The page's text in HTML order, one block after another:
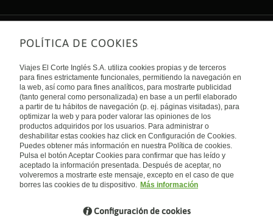
Sobre nosotros
Quiénes somos
Financiación
Sostenibilidad
Turismo accesible
Tarjeta El Corte Inglés
Trabaja con nosotros
El Corte Inglés
Canal Ético
Enlaces de interés
Guías de viaje
Catálogos
Auto check-in
Condiciones Generales
Política de privacidad
Política de cookies
Accesibilidad
Empresas/ Grupos
Internacional
España
Visita nuestro blog
Blog de Viajes el Corte inglés
POLÍTICA DE COOKIES
Viajes El Corte Inglés S.A. utiliza cookies propias y de terceros
para fines estrictamente funcionales, permitiendo la navegación en
la web, así como para fines analíticos, para mostrarte publicidad
(tanto general como personalizada) en base a un perfil elaborado
a partir de tu hábitos de navegación (p. ej. páginas visitadas), para
optimizar la web y para poder valorar las opiniones de los
productos adquiridos por los usuarios. Para administrar o
deshabilitar estas cookies haz click en Configuración de Cookies.
Puedes obtener más información en nuestra Política de cookies.
Pulsa el botón Aceptar Cookies para confirmar que has leído y
aceptado la información presentada. Después de aceptar, no
volveremos a mostrarte este mensaje, excepto en el caso de que
borres las cookies de tu dispositivo. Más información
Configuración de cookies